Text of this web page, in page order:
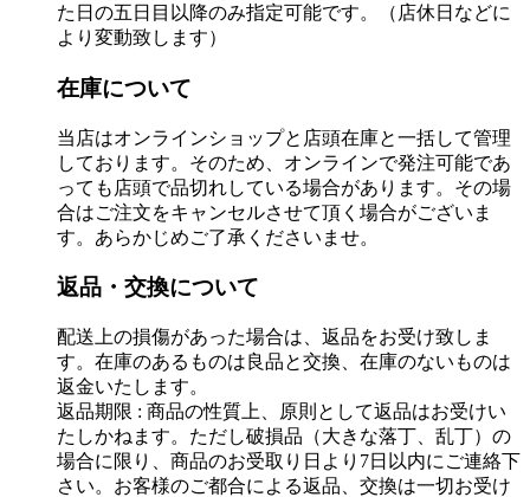
た日の五日目以降のみ指定可能です。（店休日などに
より変動致します）
在庫について
当店はオンラインショップと店頭在庫と一括して管理
しております。そのため、オンラインで発注可能であ
っても店頭で品切れしている場合があります。その場
合はご注文をキャンセルさせて頂く場合がございま
す。あらかじめご了承くださいませ。
返品・交換について
配送上の損傷があった場合は、返品をお受け致しま
す。在庫のあるものは良品と交換、在庫のないものは
返金いたします。
返品期限 : 商品の性質上、原則として返品はお受けい
たしかねます。ただし破損品（大きな落丁、乱丁）の
場合に限り、商品のお受取り日より7日以内にご連絡下
さい。お客様のご都合による返品、交換は一切お受け